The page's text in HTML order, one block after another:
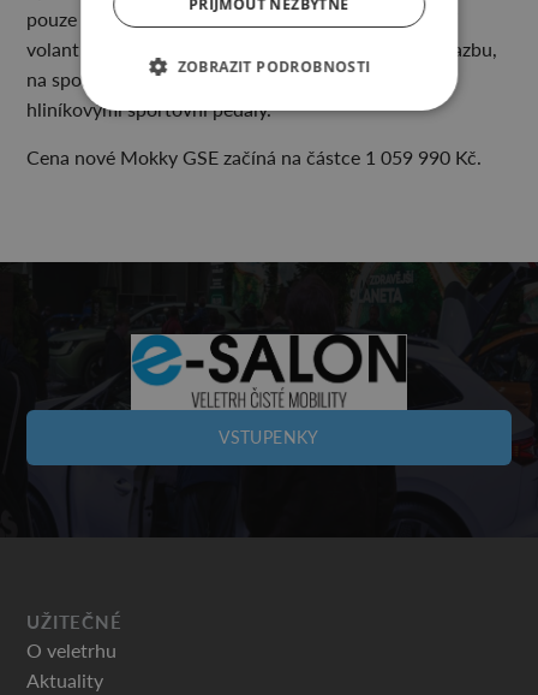
pouze pro Mokku GSE a nahoře zploštělý sportovní
volant poskytují nekompromisně přímou zpětnou vazbu,
na sportovní geny upozorňuje nový model i svými
hliníkovými sportovní pedály.
Cena nové Mokky GSE začíná na částce 1 059 990 Kč.
VSTUPENKY
UŽITEČNÉ
O veletrhu
Aktuality
PŘIJMOUT NEZBYTNÉ
ZOBRAZIT PODROBNOSTI